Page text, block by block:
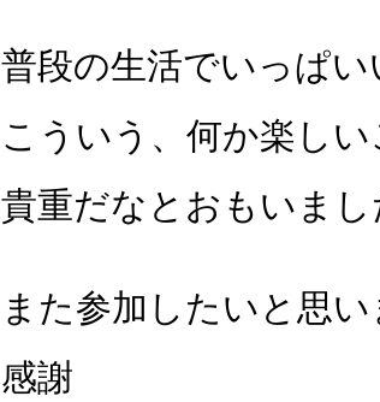
普段の生活でいっぱ
こういう、何か楽し
貴重だなとおもいまし
また参加したいと思い
感謝